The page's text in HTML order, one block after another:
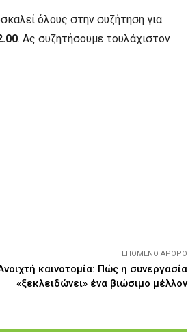
όλους στην συζήτηση για
. Ας συζητήσουμε τουλάχιστον
ΕΠΌΜΕΝΟ ΆΡΘΡΟ
καινοτομία: Πώς η συνεργασία
«ξεκλειδώνει» ένα βιώσιμο μέλλον